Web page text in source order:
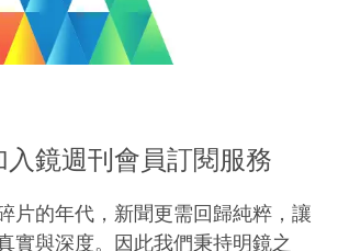
入鏡週刊會員訂閱服務
片的年代，新聞更需回歸純粹，讓
實與深度。因此我們秉持明鏡之